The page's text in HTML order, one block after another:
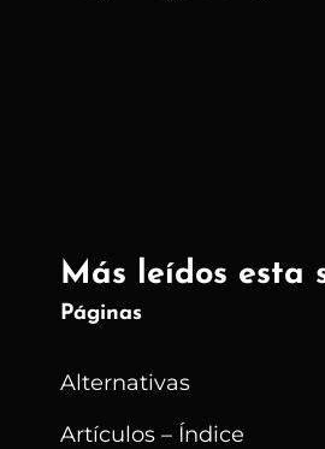
Más leídos esta
Páginas
Alternativas
Artículos – Índice